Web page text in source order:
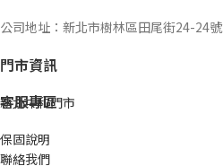
公司地址：新北市樹林區田尾街24-24號
門市資訊
新北中和門市
客服專區
保固說明
聯絡我們